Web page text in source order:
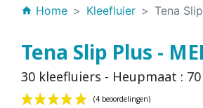
home Home Kleefluier Tena
Tena Slip Plus -
30 kleefluiers - Heupmaat :